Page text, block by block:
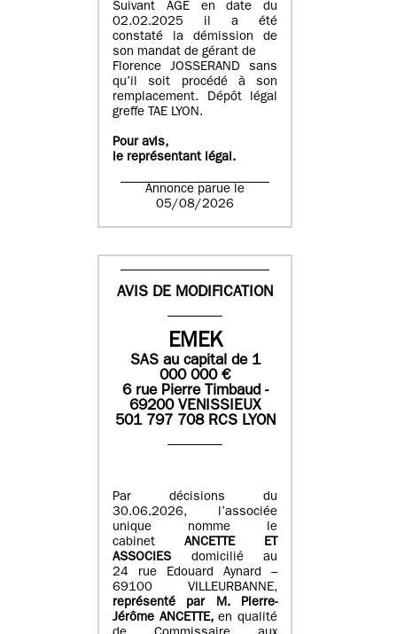
Suivant AGE en date du
02.02.2025 il a été
constaté la démission de
son mandat de gérant de
Florence JOSSERAND sans
qu’il soit procédé à son
remplacement. Dépôt légal
greffe TAE LYON.
Pour avis,
le représentant légal.
Annonce parue le
05/08/2026
AVIS DE MODIFICATION
EMEK
SASau capital de 1
000 000€
6 rue Pierre Timbaud -
69200 VENISSIEUX
501 797 708 RCS LYON
Par décisions du
30.06.2026, l’associée
unique nomme le
cabinet ANCETTE ET
ASSOCIES
domicilié au
24 rue Edouard Aynard –
69100 VILLEURBANNE,
représenté par M.Pierre-
Jérôme ANCETTE, en qualité